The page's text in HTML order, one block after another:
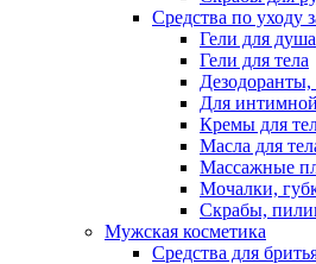
Средства по уходу
Гели для душа
Гели для тела
Для
Кремы для
Масла для
Массажные
Мочалки,
Скрабы,
Мужская косметика
Средства для